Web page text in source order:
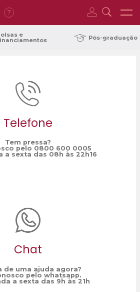
?
e Pós-graduação
Telefone
Tem pressa?
pelo 0800 600 0005
a sexta das 08h às 22h16
Chat
de uma ajuda agora?
pelo whatsapp.
a sexta das 9h às 21h